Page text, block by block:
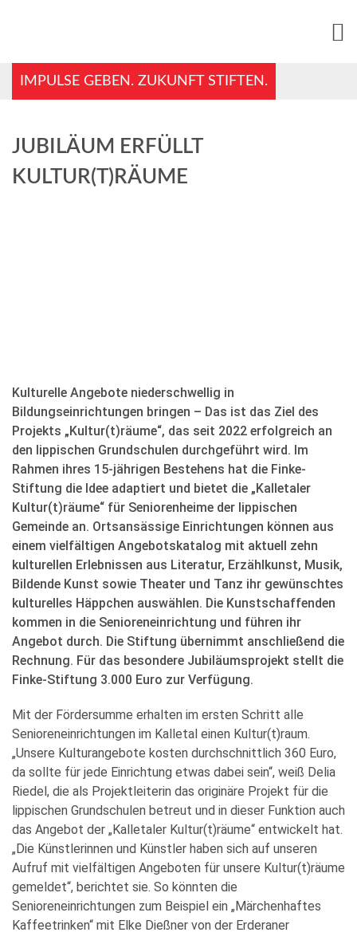
IMPULSE GEBEN. ZUKUNFT STIFTEN.
JUBILÄUM ERFÜLLT
KULTUR(T)RÄUME
Kulturelle Angebote niederschwellig in
Bildungseinrichtungen bringen – Das ist das Ziel des
Projekts „Kultur(t)räume“, das seit 2022 erfolgreich an
den lippischen Grundschulen durchgeführt wird. Im
Rahmen ihres 15-jährigen Bestehens hat die Finke-
Stiftung die Idee adaptiert und bietet die „Kalletaler
Kultur(t)räume“ für Seniorenheime der lippischen
Gemeinde an. Ortsansässige Einrichtungen können aus
einem vielfältigen Angebotskatalog mit aktuell zehn
kulturellen Erlebnissen aus Literatur, Erzählkunst, Musik,
Bildende Kunst sowie Theater und Tanz ihr gewünschtes
kulturelles Häppchen auswählen. Die Kunstschaffenden
kommen in die Senioreneinrichtung und führen ihr
Angebot durch. Die Stiftung übernimmt anschließend die
Rechnung. Für das besondere Jubiläumsprojekt stellt die
Finke-Stiftung 3.000 Euro zur Verfügung.
Mit der Fördersumme erhalten im ersten Schritt alle
Senioreneinrichtungen im Kalletal einen Kultur(t)raum.
„Unsere Kulturangebote kosten durchschnittlich 360 Euro,
da sollte für jede Einrichtung etwas dabei sein“, weiß Delia
Riedel, die als Projektleiterin das originäre Projekt für die
lippischen Grundschulen betreut und in dieser Funktion auch
das Angebot der „Kalletaler Kultur(t)räume“ entwickelt hat.
„Die Künstlerinnen und Künstler haben sich auf unseren
Aufruf mit vielfältigen Angeboten für unsere Kultur(t)räume
gemeldet“, berichtet sie. So könnten die
Senioreneinrichtungen zum Beispiel ein „Märchenhaftes
Kaffeetrinken“ mit Elke Dießner von der Erderaner